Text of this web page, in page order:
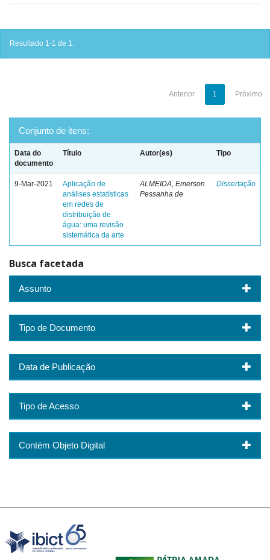
Resultado 1-1 de 1.
Anterior 1 Próximo
Conjunto de itens:
Data do
documento
Título Autor(es) Tipo
9-Mar-2021
Aplicação de
análises estatísticas
em redes de
distribuição de
água: uma revisão
sistemática da arte
ALMEIDA, Emerson
Pessanha de
Dissertação
Busca facetada
Assunto
Tipo de Documento
Data de Publicação
Tipo de Acesso
Contém Objeto Digital